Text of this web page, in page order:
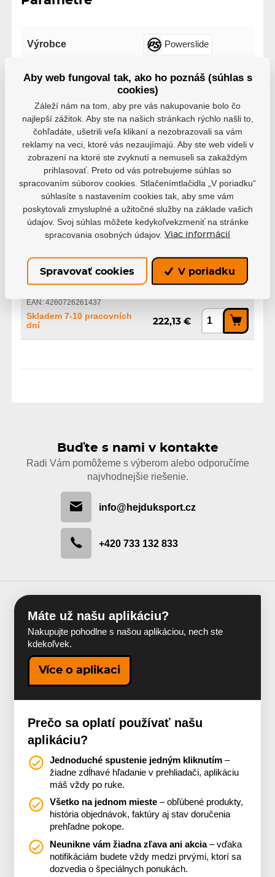
Výrobce Powerslide
Veľkosť 243mm
Modelový rad Iqon
Počet koliesok 3x 4x
Veľkosť koliesok 80mm 100mm
Varianty
EAN: 4260726261437
Skladem 7-10 pracovních
dní
222,13 €
Buďte s nami v kontakte
Radi Vám pomôžeme s výberom alebo odporučíme
najvhodnejšie riešenie.
info@hejduksport.cz
+420 733 132 833
Máte už našu aplikáciu?
Nakupujte pohodlne s našou aplikáciou, nech ste
kdekoľvek.
Více o aplikaci
Prečo sa oplatí používať našu
aplikáciu?
Jednoduché spustenie jedným kliknutím –
žiadne zdĺhavé hľadanie v prehliadači, aplikáciu
máš vždy po ruke.
Všetko na jednom mieste – obľúbené produkty,
história objednávok, faktúry aj stav doručenia
prehľadne pokope.
Neunikne vám žiadna zľava ani akcia– vďaka
notifikáciám budete vždy medzi prvými, ktorí sa
dozvedia o špeciálnych ponukách.
Aby web fungoval tak, ako ho poznáš (súhlas s
cookies)
Záleží nám na tom, aby pre vás nakupovanie bolo čo
najlepší zážitok. Aby ste na našich stránkach rýchlo našli to,
čohľadáte, ušetrili veľa klikaní a nezobrazovali sa vám
reklamy na veci, ktoré vás nezaujímajú. Aby ste web videli v
zobrazení na ktoré ste zvyknutí a nemuseli sa zakaždým
prihlasovať. Preto od vás potrebujeme súhlas so
spracovaním súborov cookies. Stlačenímtlačidla „V poriadku“
súhlasíte s nastavením cookies tak, aby sme vám
poskytovali zmysluplné a užitočné služby na základe vašich
údajov. Svoj súhlas môžete kedykoľvekzmeniť na stránke
spracovania osobných údajov. Viac informácií
Spravovať cookies V poriadku